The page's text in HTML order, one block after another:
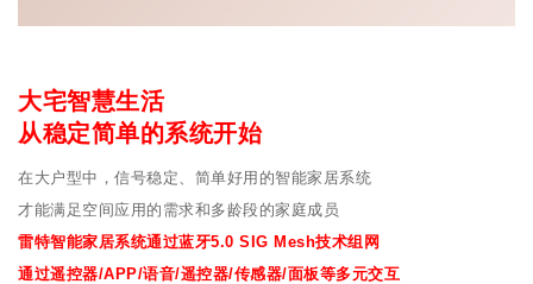
大宅智慧生活
从稳定简单的系统开始
在大户型中，信号稳定、简单好用的智能家居系统
才能满足空间应用的需求和多龄段的家庭成员
雷特智能家居系统通过蓝牙5.0 SIG Mesh技术组网
通过遥控器/APP/语音/遥控器/传感器/面板等多元交互